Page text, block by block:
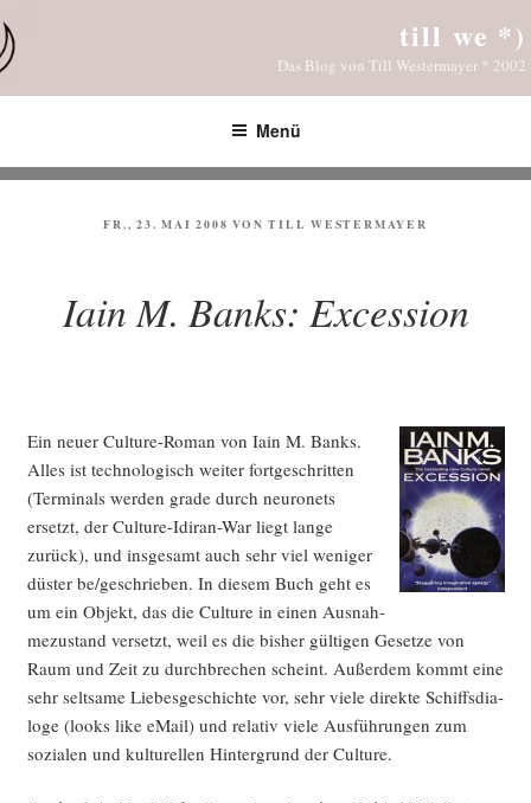
Inhalt
springen
till we *)
Das Blog von Till Westermayer * 2002
Menü
VERÖFFENTLICHT
FR., 23. MAI 2008 VONTILL WESTERMAYER
Iain M. Banks: Excession
Ein neu­er Cul­tu­re-Roman von Iain M. Banks.
Alles ist tech­no­lo­gisch wei­ter fort­ge­schrit­ten
(Ter­mi­nals wer­den gra­de durch neu­ro­nets
ersetzt, der Cul­tu­re-Idiran-War liegt lan­ge
zurück), und ins­ge­samt auch sehr viel weni­ger
düs­ter be/geschrieben. In die­sem Buch geht es
um ein Objekt, das die Cul­tu­re in einen Aus­nah­
me­zu­stand ver­setzt, weil es die bis­her gül­ti­gen Geset­ze von
Raum und Zeit zu durch­bre­chen scheint. Außer­dem kommt eine
sehr selt­sa­me Lie­bes­ge­schich­te vor, sehr vie­le direk­te Schiffs­dia­
lo­ge (looks like eMail) und rela­tiv vie­le Aus­füh­run­gen zum
sozia­len und kul­tu­rel­len Hin­ter­grund der Culture.